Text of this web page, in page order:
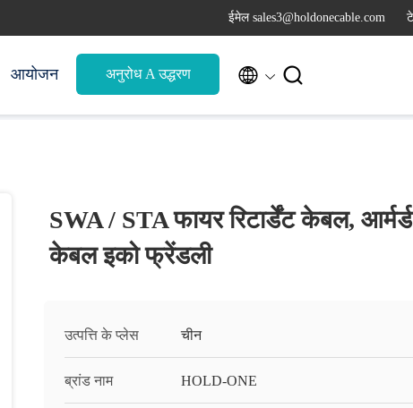
ईमेल sales3@holdonecable.com
आयोजन अनुरोध A उद्धरण  
SWA / STA फायर रिटार्डेंट केबल,
केबल इको फ्रेंडली
उत्पत्ति के प्लेस चीन
ब्रांड नाम HOLD-ONE